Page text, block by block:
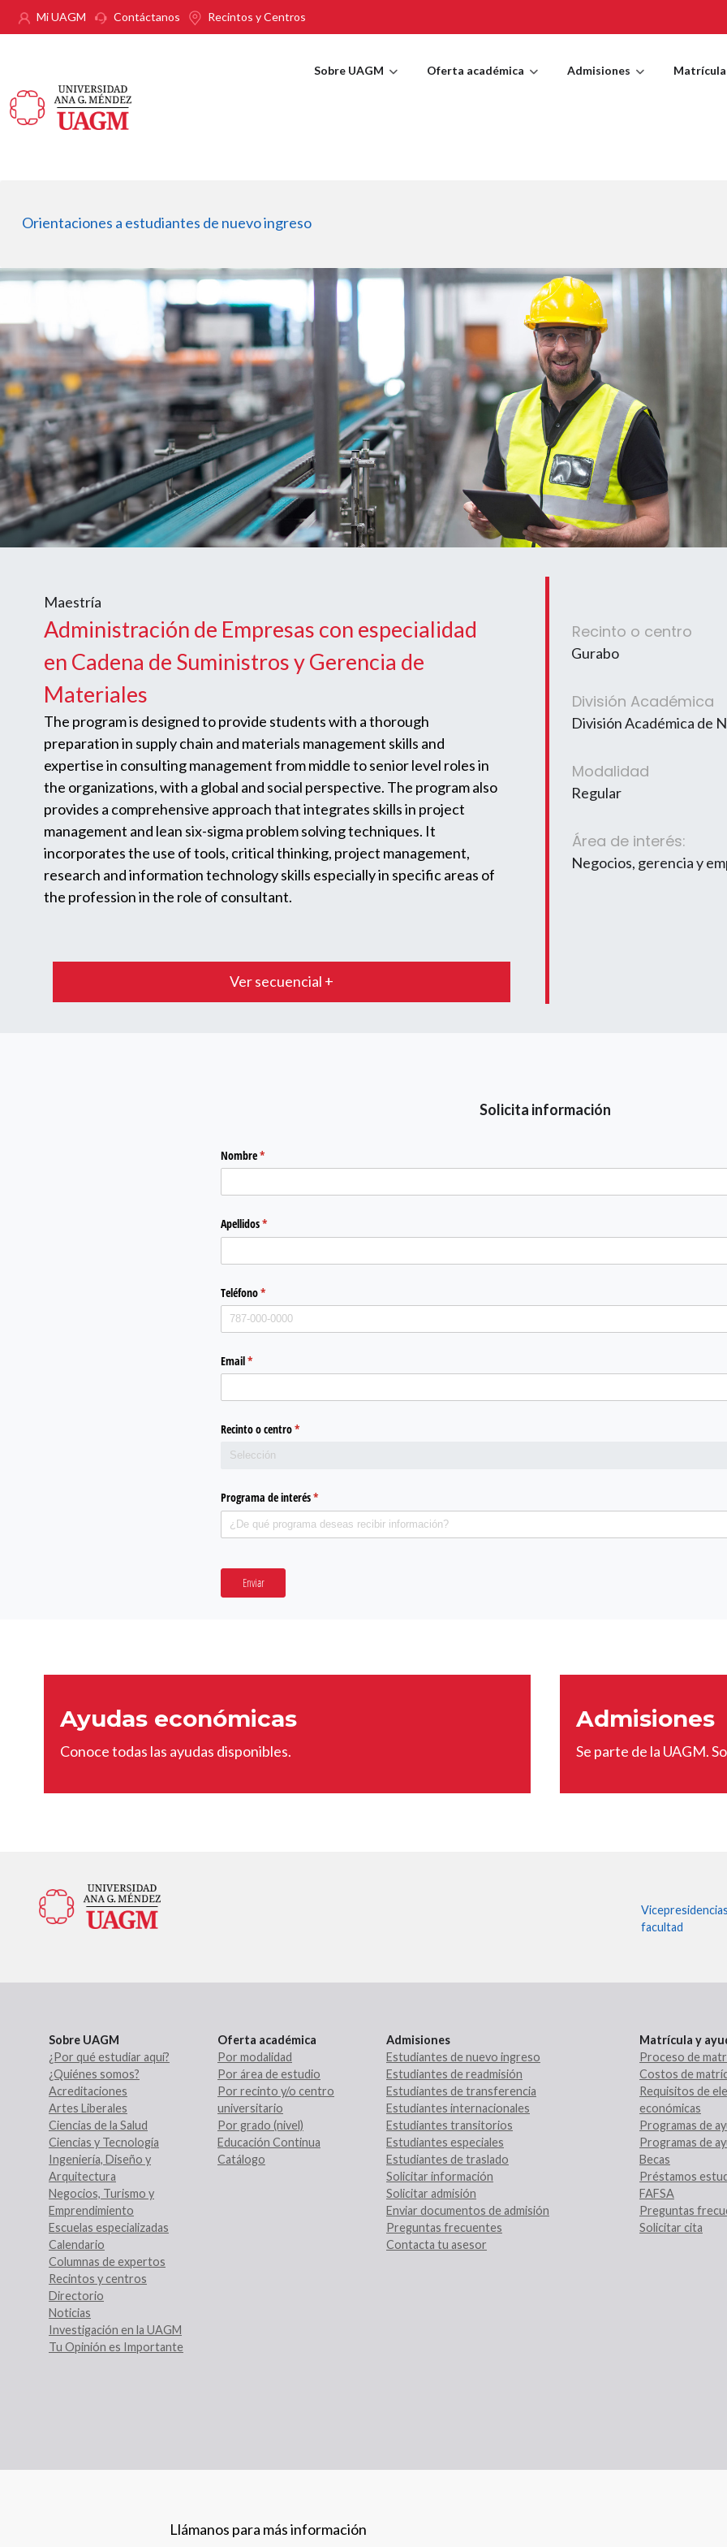
Pasar al contenido principal
Mi UAGM Contáctanos Recintos y Centros
Sobre UAGM Oferta académica Admisiones Matrícula
Orientaciones a estudiantes de nuevo ingreso
Maestría
Administración de Empresas con especialidad
en Cadena de Suministros y Gerencia de
Materiales
The program is designed to provide students with a thorough
preparation in supply chain and materials management skills and
expertise in consulting management from middle to senior level roles in
the organizations, with a global and social perspective. The program also
provides a comprehensive approach that integrates skills in project
management and lean six-sigma problem solving techniques. It
incorporates the use of tools, critical thinking, project management,
research and information technology skills especially in specific areas of
the profession in the role of consultant.
Ver secuencial +
Recinto o centro
Gurabo
División Académica
División Académica de
Modalidad
Regular
Área de interés:
Negocios, gerencia y
Solicita información
Nombre*
(required)
Apellidos*
(required)
Teléfono*
(required)
Email*
(required)
Recinto o centro*
(required)
Programa de interés*
(required)
Enviar
Ayudas económicas
Conoce todas las ayudas disponibles.
Admisiones
Se parte de la UAGM.
Vicepresidencias
facultad
Sobre UAGM
¿Por qué estudiar aquí?
¿Quiénes somos?
Acreditaciones
Artes Liberales
Ciencias de la Salud
Ciencias y Tecnología
Ingeniería, Diseño y
Arquitectura
Negocios, Turismo y
Emprendimiento
Escuelas especializadas
Calendario
Columnas de expertos
Recintos y centros
Directorio
Noticias
Investigación en la UAGM
Tu Opinión es Importante
Oferta académica
Por modalidad
Por área de estudio
Por recinto y/o centro
universitario
Por grado (nivel)
Educación Continua
Catálogo
Admisiones
Estudiantes de nuevo ingreso
Estudiantes de readmisión
Estudiantes de transferencia
Estudiantes internacionales
Estudiantes transitorios
Estudiantes especiales
Estudiantes de traslado
Solicitar información
Solicitar admisión
Enviar documentos de admisión
Preguntas frecuentes
Contacta tu asesor
Matrícula y
Proceso de
Costos de
Requisitos de
económicas
Programas de
Programas de
Becas
Préstamos
FAFSA
Preguntas
Solicitar cita
Llámanos para más información